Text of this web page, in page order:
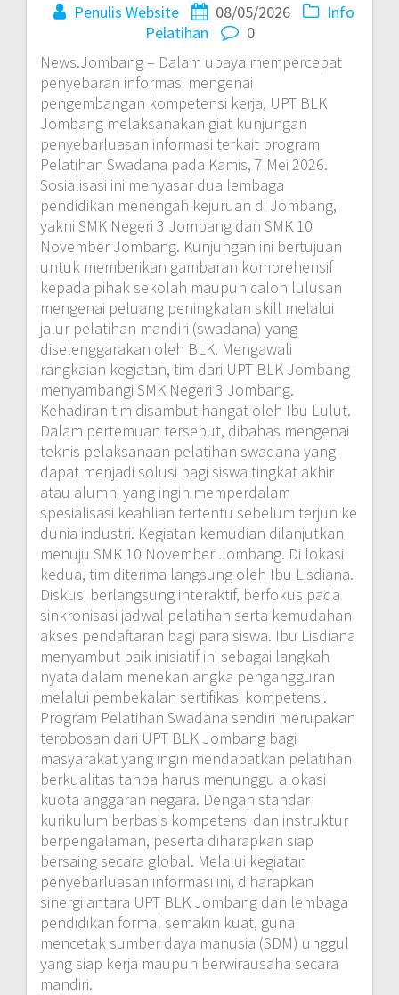
Penulis Website 08/05/2026
Info
Pelatihan
0
News.Jombang – Dalam upaya mempercepat
penyebaran informasi mengenai
pengembangan kompetensi kerja, UPT BLK
Jombang melaksanakan giat kunjungan
penyebarluasan informasi terkait program
Pelatihan Swadana pada Kamis, 7 Mei 2026.
Sosialisasi ini menyasar dua lembaga
pendidikan menengah kejuruan di Jombang,
yakni SMK Negeri 3 Jombang dan SMK 10
November Jombang. Kunjungan ini bertujuan
untuk memberikan gambaran komprehensif
kepada pihak sekolah maupun calon lulusan
mengenai peluang peningkatan skill melalui
jalur pelatihan mandiri (swadana) yang
diselenggarakan oleh BLK. Mengawali
rangkaian kegiatan, tim dari UPT BLK Jombang
menyambangi SMK Negeri 3 Jombang.
Kehadiran tim disambut hangat oleh Ibu Lulut.
Dalam pertemuan tersebut, dibahas mengenai
teknis pelaksanaan pelatihan swadana yang
dapat menjadi solusi bagi siswa tingkat akhir
atau alumni yang ingin memperdalam
spesialisasi keahlian tertentu sebelum terjun ke
dunia industri. Kegiatan kemudian dilanjutkan
menuju SMK 10 November Jombang. Di lokasi
kedua, tim diterima langsung oleh Ibu Lisdiana.
Diskusi berlangsung interaktif, berfokus pada
sinkronisasi jadwal pelatihan serta kemudahan
akses pendaftaran bagi para siswa. Ibu Lisdiana
menyambut baik inisiatif ini sebagai langkah
nyata dalam menekan angka pengangguran
melalui pembekalan sertifikasi kompetensi.
Program Pelatihan Swadana sendiri merupakan
terobosan dari UPT BLK Jombang bagi
masyarakat yang ingin mendapatkan pelatihan
berkualitas tanpa harus menunggu alokasi
kuota anggaran negara. Dengan standar
kurikulum berbasis kompetensi dan instruktur
berpengalaman, peserta diharapkan siap
bersaing secara global. Melalui kegiatan
penyebarluasan informasi ini, diharapkan
sinergi antara UPT BLK Jombang dan lembaga
pendidikan formal semakin kuat, guna
mencetak sumber daya manusia (SDM) unggul
yang siap kerja maupun berwirausaha secara
mandiri.